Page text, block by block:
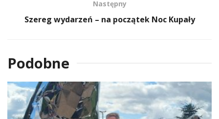
Następny
Szereg wydarzeń – na początek Noc Kupały
Podobne